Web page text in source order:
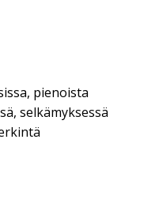
pienoista
selkämyksessä